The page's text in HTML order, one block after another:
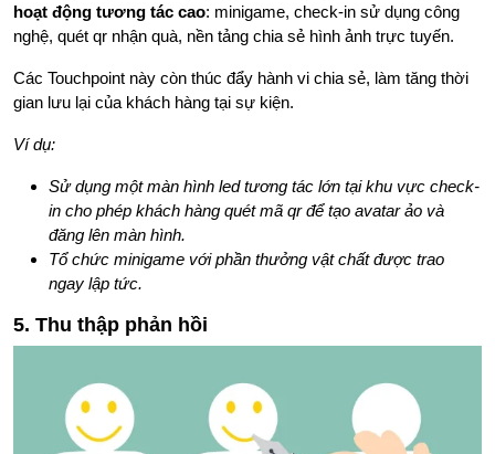
hoạt động tương tác cao: minigame, check-in sử dụng công
nghệ, quét qr nhận quà, nền tảng chia sẻ hình ảnh trực tuyến.
Các Touchpoint này còn thúc đẩy hành vi chia sẻ, làm tăng thời
gian lưu lại của khách hàng tại sự kiện.
Ví dụ:
Sử dụng một màn hình led tương tác lớn tại khu vực check-
in cho phép khách hàng quét mã qr để tạo avatar ảo và
đăng lên màn hình.
Tổ chức minigame với phần thưởng vật chất được trao
ngay lập tức.
5. Thu thập phản hồi